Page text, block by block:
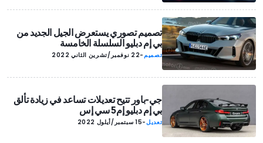
تصميم تصوري يستعرض الجيل الجديد من
بي إم دبليو السلسلة الخامسة
تصميم-22 نوفمبر/تشرين الثاني 2022
جي-باور تتيح تعديلات تساعد في زيادة تألق
بي إم دبليو إم5 سي إس
تعديل-15 سبتمبر/أيلول 2022